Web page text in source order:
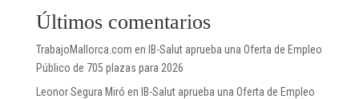
Últimos comentarios
TrabajoMallorca.com en IB-Salut aprueba una Oferta de Empleo
Público de 705 plazas para 2026
Leonor Segura Miró en IB-Salut aprueba una Oferta de Empleo